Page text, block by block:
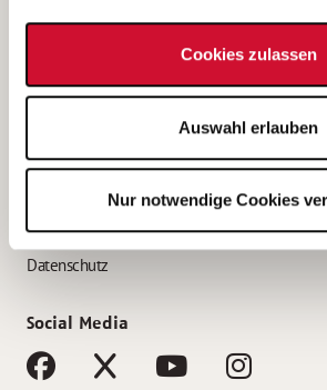
Cookies zulassen
Auswahl erlauben
Nur notwendige Cookies
Bewerbung als Altenpflegehelfer*in
Bewerbung als Erzieher*in
AWO Gliederungen nach Bundesland
Impressum
Datenschutz
Social Media